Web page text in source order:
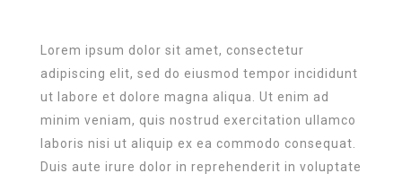
Lorem ipsum dolor sit amet, consectetur
adipiscing elit, sed do eiusmod tempor incididunt
ut labore et dolore magna aliqua. Ut enim ad
minim veniam, quis nostrud exercitation ullamco
laboris nisi ut aliquip ex ea commodo consequat.
Duis aute irure dolor in reprehenderit in voluptate